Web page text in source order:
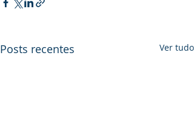
Posts recentes Ver tudo